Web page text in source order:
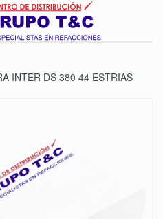
INTER DS 380 44 ESTRIAS